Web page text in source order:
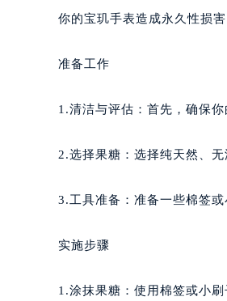
你的宝玑手表造成永久性损害
准备工作
1.清洁与评估：首先，确保
2.选择果糖：选择纯天然、
3.工具准备：准备一些棉签
实施步骤
1.涂抹果糖：使用棉签或小